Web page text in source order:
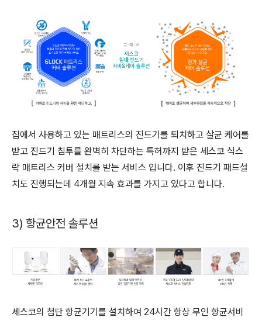
집에서 사용하고 있는 매트리스의 진드기를 퇴치하고 살균 케어를
받고 진드기 침투를 완벽히 차단하는 특허까지 받은 세스코 식스
락 매트리스 커버 설치를 받는 서비스 입니다. 이후 진드기 패드설
치도 진행되는데 4개월 지속 효과를 가지고 있다고 합니다.
3) 항균안전 솔루션
세스코의 첨단 항균기기를 설치하여 24시간 항상 무인 항균서비